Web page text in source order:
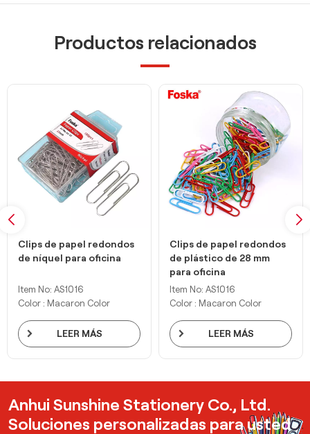
Productos relacionados
Clips de papel redondos
de níquel para oficina
Item No: AS1016
Color : Macaron Color
LEER MÁS
Clips de papel redondos
de plástico de 28 mm
para oficina
Item No: AS1016
Color : Macaron Color
LEER MÁS
Anhui Sunshine Stationery Co., Ltd.
Soluciones personalizadas para usted